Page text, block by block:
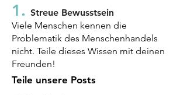
1. Streue Bewusstsein
Viele Menschen kennen die
Problematik des Menschenhandels
nicht. Teile dieses Wissen mit deinen
Freunden!
Teile unsere Posts